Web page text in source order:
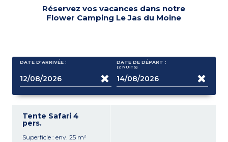
Réservez vos vacances dans notre
Flower Camping Le Jas du Moine
DATE D'ARRIVÉE : DATE DE DÉPART :
(2 NUITS)
Tente Safari 4
pers.
Superficie : env. 25 m²